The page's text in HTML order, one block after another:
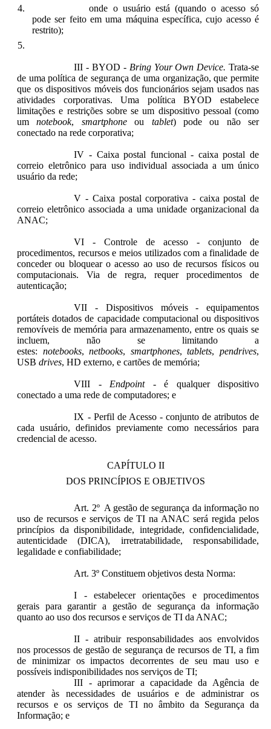
onde o usuário está (quando o acesso só
pode ser feito em uma máquina específica, cujo acesso é
restrito);
III - BYOD - Bring Your Own Device.Trata-se
de uma política de segurança de uma organização, que permite
que os dispositivos móveis dos funcionários sejam usados nas
atividades corporativas. Uma política BYOD estabelece
limitações e restrições sobre se um dispositivo pessoal (como
umnotebook, smartphoneou tablet) pode ou não ser
conectado na rede corporativa;
IV - Caixa postal funcional - caixa postal de
correio eletrônico para uso individual associada a um único
usuário da rede;
V - Caixa postal corporativa - caixa postal de
correio eletrônico associada a uma unidade organizacional da
ANAC;
VI - Controle de acesso - conjunto de
procedimentos, recursos e meios utilizados com a finalidade de
conceder ou bloquear o acesso ao uso de recursos físicos ou
computacionais. Via de regra, requer procedimentos de
autenticação;
VII - Dispositivos móveis - equipamentos
portáteis dotados de capacidade computacional ou dispositivos
removíveis de memória para armazenamento, entre os quais se
incluem, não se limitando a
estes: notebooks,netbooks, smartphones,tablets,pendrives,
USB drives, HD externo, e cartões de memória;
VIII - Endpoint- é qualquer dispositivo
conectado a uma rede de computadores; e
IX - Perfil de Acesso - conjunto de atributos de
cada usuário, definidos previamente como necessários para
credencial de acesso.
CAPÍTULO II
DOS PRINCÍPIOS E OBJETIVOS
Art. 2º A gestão de segurança da informação no
uso de recursos e serviços de TI na ANAC será regida pelos
princípios da disponibilidade, integridade, confidencialidade,
autenticidade (DICA), irretratabilidade, responsabilidade,
legalidade e confiabilidade;
Art. 3º Constituem objetivos desta Norma:
I - estabelecer orientações e procedimentos
gerais para garantir a gestão de segurança da informação
quanto ao uso dos recursos e serviços de TI da ANAC;
II - atribuir responsabilidades aos envolvidos
nos processos de gestão de segurança de recursos de TI, a fim
de minimizar os impactos decorrentes de seu mau uso e
possíveis indisponibilidades nos serviços de TI;
III - aprimorar a capacidade da Agência de
atender às necessidades de usuários e de administrar os
recursos e os serviços de TI no âmbito da Segurança da
Informação; e